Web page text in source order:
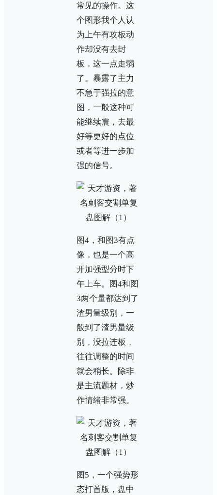
常见的操作。这
个图形我个人认
为上午有攻板动
作却没有去封
板，这一点走弱
了。暴露了主力
不急于强拉的意
图，一般这种可
能继续震，去最
好等更好的点位
或者等进一步加
强的信号。
图4，和图3有点
像，也是一个高
开加强型分时下
午上车。图4和图
3两个量都达到了
渣男量级别，一
般到了渣男量级
别，没拉连板，
往往调整的时间
就会稍长。除非
是主流题材，炒
作情绪非常强。
图5，一个强势形
态打首版，盘中